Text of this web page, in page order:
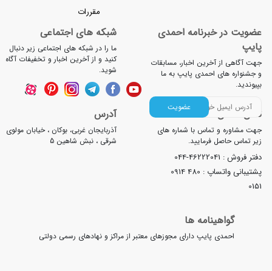
احمدی
اخبار، مسابقات
احمدی پایپ به ما
عضویت
شبکه های اجتماعی
ما را در شبکه های اجتماعی زیر دنبال
کنید و از آخرین اخبار و تخفیفات آگاه
شوید.
تماس با شماره های
فرمایید.
044-46222041
:
0914 480
آدرس
آذربایجان غربی، بوکان ، خیابان مولوی
شرقی ، نبش شاهین 5
پایپ دارای مجوزهای معتبر از مراکز و نهادهای رسمی دولتی